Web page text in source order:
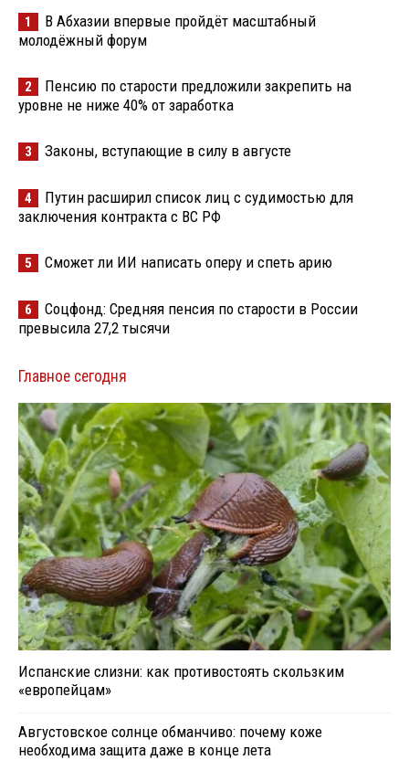
1
В Абхазии впервые пройдёт масштабный
молодёжный форум
2
Пенсию по старости предложили закрепить на
уровне не ниже 40% от заработка
3 Законы, вступающие в силу в августе
4
Путин расширил список лиц с судимостью для
заключения контракта с ВС РФ
5 Сможет ли ИИ написать оперу и спеть арию
6
Соцфонд: Средняя пенсия по старости в России
превысила 27,2 тысячи
Главное сегодня
Испанские слизни: как противостоять скользким
«европейцам»
Августовское солнце обманчиво: почему коже
необходима защита даже в конце лета